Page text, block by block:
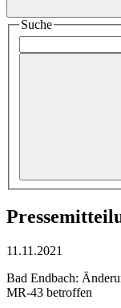
Suche
11.11.2021
Bad Endbach:
MR-43 betroffen